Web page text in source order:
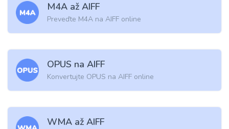
M4A až AIFF
Preveďte M4A na AIFF online
OPUS na AIFF
Konvertujte OPUS na AIFF online
WMA až AIFF